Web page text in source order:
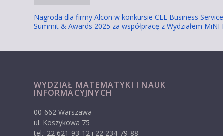
Nagroda dla firmy Alcon w konkursie CEE Business
Summit & Awards 2025 za współpracę z Wydziałem MiNI
WYDZIAŁ MATEMATYKI I NAUK
INFORMACYJNYCH
00-662 Warszawa
ul. Koszykowa 75
tel.: 22 621-93-12 i 22 234-79-88